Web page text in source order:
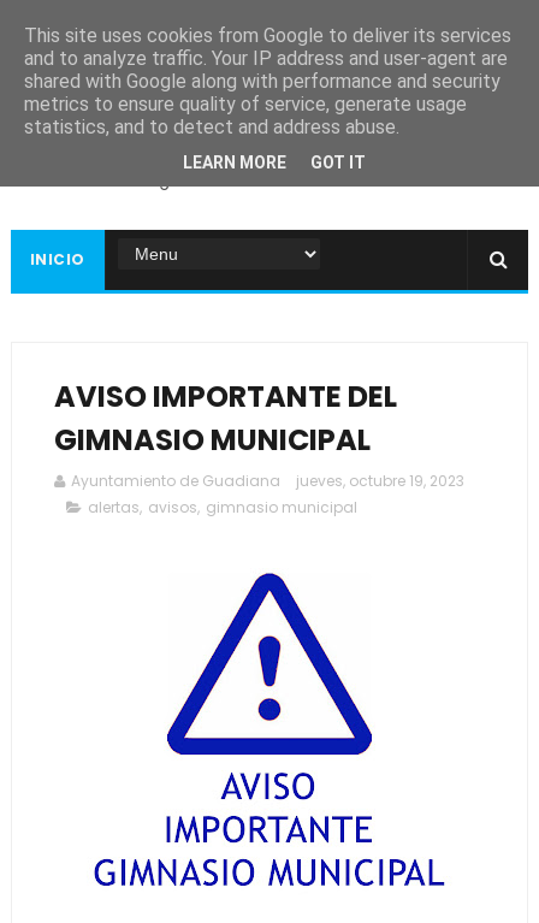
Ayuntamiento de
Guadiana
INICIO
AVISO IMPORTANTE DEL
GIMNASIO MUNICIPAL
Ayuntamiento de Guadiana
jueves, octubre 19, 2023
alertas, avisos, gimnasio municipal
This site uses cookies from Google to deliver its services
and to analyze traffic. Your IP address and user-agent are
shared with Google along with performance and security
metrics to ensure quality of service, generate usage
statistics, and to detect and address abuse.
LEARN MORE GOT IT